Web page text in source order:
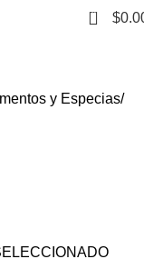
0 $
y Especias